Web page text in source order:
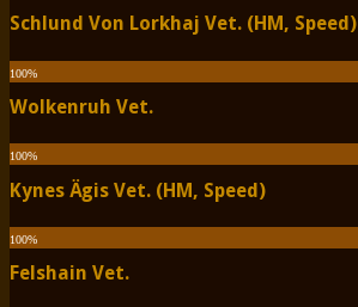
Schlund Von Lorkhaj Vet. (HM, Speed)
100%
Wolkenruh Vet.
100%
Kynes Ägis Vet. (HM, Speed)
100%
Felshain Vet.